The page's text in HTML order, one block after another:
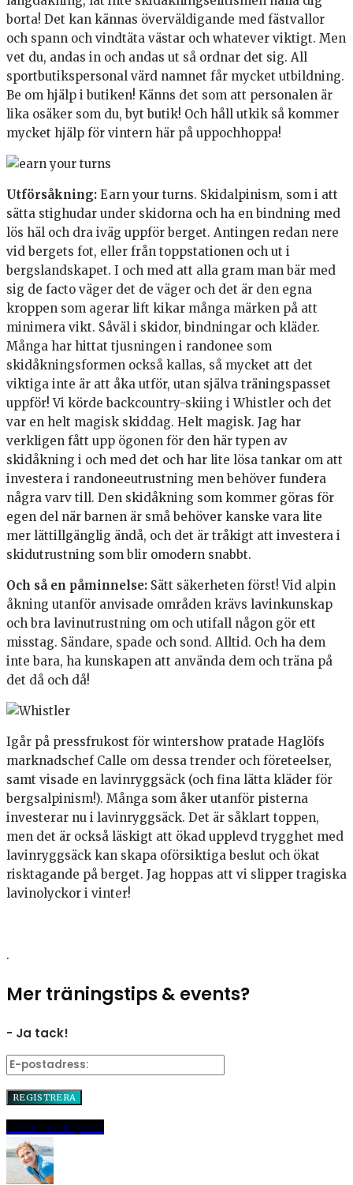
borta! Det kan kännas överväldigande med fästvallor
och spann och vindtäta västar och whatever viktigt. Men
vet du, andas in och andas ut så ordnar det sig. All
sportbutikspersonal värd namnet får mycket utbildning.
Be om hjälp i butiken! Känns det som att personalen är
lika osäker som du, byt butik! Och håll utkik så kommer
mycket hjälp för vintern här på uppochhoppa!
Utförsåkning: Earn your turns. Skidalpinism, som i att
sätta stighudar under skidorna och ha en bindning med
lös häl och dra iväg uppför berget. Antingen redan nere
vid bergets fot, eller från toppstationen och ut i
bergslandskapet. I och med att alla gram man bär med
sig de facto väger det de väger och det är den egna
kroppen som agerar lift kikar många märken på att
minimera vikt. Såväl i skidor, bindningar och kläder.
Många har hittat tjusningen i randonee som
skidåkningsformen också kallas, så mycket att det
viktiga inte är att åka utför, utan själva träningspasset
uppför! Vi körde backcountry-skiing i Whistler och det
var en helt magisk skiddag. Helt magisk. Jag har
verkligen fått upp ögonen för den här typen av
skidåkning i och med det och har lite lösa tankar om att
investera i randoneeutrustning men behöver fundera
några varv till. Den skidåkning som kommer göras för
egen del när barnen är små behöver kanske vara lite
mer lättillgänglig ändå, och det är tråkigt att investera i
skidutrustning som blir omodern snabbt.
Och så en påminnelse: Sätt säkerheten först! Vid alpin
åkning utanför anvisade områden krävs lavinkunskap
och bra lavinutrustning om och utifall någon gör ett
misstag. Sändare, spade och sond. Alltid. Och ha dem
inte bara, ha kunskapen att använda dem och träna på
det då och då!
Igår på pressfrukost för wintershow pratade Haglöfs
marknadschef Calle om dessa trender och företeelser,
samt visade en lavinryggsäck (och fina lätta kläder för
bergsalpinism!). Många som åker utanför pisterna
investerar nu i lavinryggsäck. Det är såklart toppen,
men det är också läskigt att ökad upplevd trygghet med
lavinryggsäck kan skapa oförsiktiga beslut och ökat
risktagande på berget. Jag hoppas att vi slipper tragiska
lavinolyckor i vinter!
.
Mer träningstips & events?
- Ja tack!
DelaPinnaE-post